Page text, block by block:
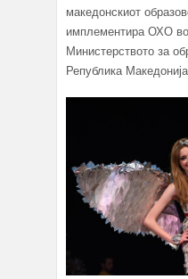
македонскиот
имплементира ОХO
Министерството за
Република Македонија.